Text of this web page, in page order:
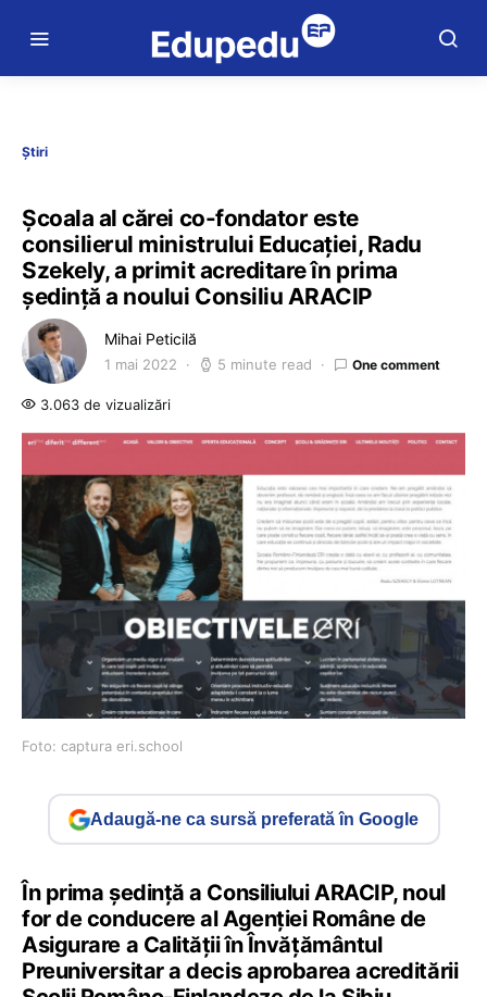
Știri
Școala al cărei co-fondator este
consilierul ministrului Educației, Radu
Szekely, a primit acreditare în prima
ședință a noului Consiliu ARACIP
Mihai Peticilă
1 mai 2022 5 minute read One comment
3.063 de vizualizări
Foto: captura eri.school
Adaugă-ne ca sursă preferată în Google
În prima ședință a Consiliului ARACIP, noul
for de conducere al Agenției Române de
Asigurare a Calității în Învățământul
Preuniversitar a decis aprobarea acreditării